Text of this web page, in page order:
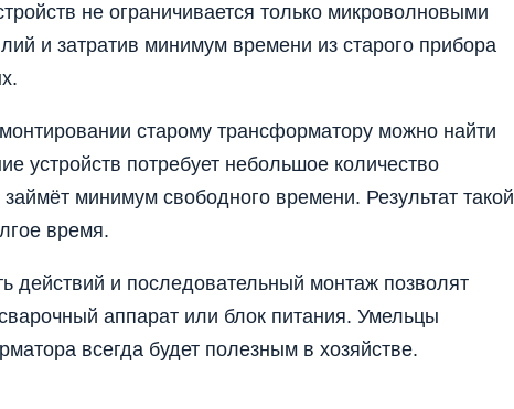
не ограничивается только микроволновыми
и затратив минимум времени из старого прибора
старому трансформатору можно найти
устройств потребует небольшое количество
минимум свободного времени. Результат такой
время.
действий и последовательный монтаж позволят
аппарат или блок питания. Умельцы
всегда будет полезным в хозяйстве.